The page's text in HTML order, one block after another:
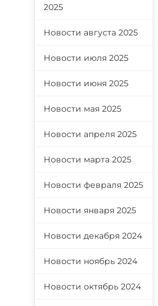
2025
Новости августа 2025
Новости июля 2025
Новости июня 2025
Новости мая 2025
Новости апреля 2025
Новости марта 2025
Новости февраля 2025
Новости января 2025
Новости декабря 2024
Новости ноябрь 2024
Новости октябрь 2024